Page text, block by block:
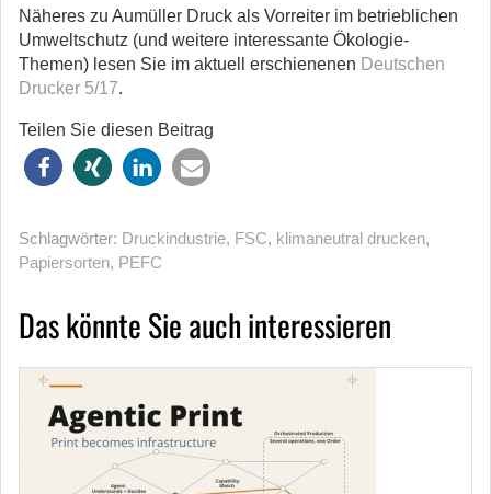
Näheres zu Aumüller Druck als Vorreiter im betrieblichen
Umweltschutz (und weitere interessante Ökologie-
Themen) lesen Sie im aktuell erschienenen Deutschen
Drucker 5/17.
Teilen Sie diesen Beitrag
Schlagwörter: Druckindustrie, FSC, klimaneutral drucken,
Papiersorten, PEFC
Das könnte Sie auch interessieren